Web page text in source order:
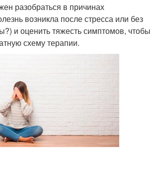
разобраться в причинах
возникла после стресса или без
и оценить тяжесть симптомов, чтобы
схему терапии.